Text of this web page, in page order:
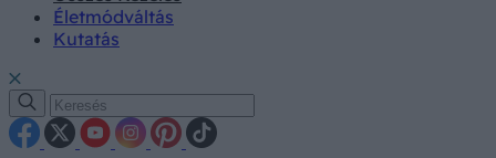
Életmódváltás
Kutatás